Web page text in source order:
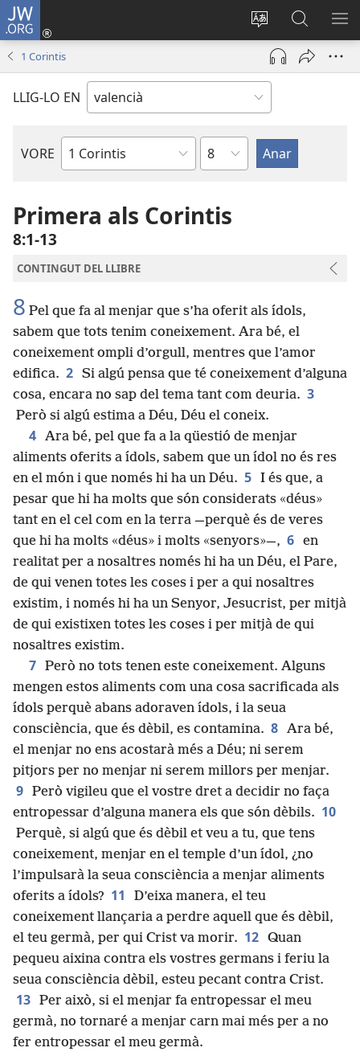
JW.ORG
Canviar
l'idioma
Iniciar
sessió
una
Busca
a
JW.ORG
1 Corintis
LLIG-LO EN
VORE
Llibre
Capítol
Primera als Corintis
8:1-13
CONTINGUT DEL LLIBRE
8 Pel que fa al menjar que s’ha oferit als ídols,
sabem que tots tenim coneixement. Ara bé, el
coneixement ompli d’orgull, mentres que l’amor
edifica. 2 Si algú pensa que té coneixement d’alguna
cosa, encara no sap del tema tant com deuria. 3
Però si algú estima a Déu, Déu el coneix.
4 Ara bé, pel que fa a la qüestió de menjar
aliments oferits a ídols, sabem que un ídol no és res
en el món i que només hi ha un Déu. 5 I és que, a
pesar que hi ha molts que són considerats «déus»
tant en el cel com en la terra —perquè és de veres
que hi ha molts «déus» i molts «senyors»—, 6 en
realitat per a nosaltres només hi ha un Déu, el Pare,
de qui venen totes les coses i per a qui nosaltres
existim, i només hi ha un Senyor, Jesucrist, per mitjà
de qui existixen totes les coses i per mitjà de qui
nosaltres existim.
7 Però no tots tenen este coneixement. Alguns
mengen estos aliments com una cosa sacrificada als
ídols perquè abans adoraven ídols, i la seua
consciència, que és dèbil, es contamina. 8 Ara bé,
el menjar no ens acostarà més a Déu; ni serem
pitjors per no menjar ni serem millors per menjar.
9 Però vigileu que el vostre dret a decidir no faça
entropessar d’alguna manera els que són dèbils. 10
Perquè, si algú que és dèbil et veu a tu, que tens
coneixement, menjar en el temple d’un ídol, ¿no
l’impulsarà la seua consciència a menjar aliments
oferits a ídols? 11
D’eixa manera, el teu
coneixement llançaria a perdre aquell que és dèbil,
el teu germà, per qui Crist va morir. 12 Quan
pequeu aixina contra els vostres germans i feriu la
seua consciència dèbil, esteu pecant contra Crist.
13 Per això, si el menjar fa entropessar el meu
germà, no tornaré a menjar carn mai més per a no
fer entropessar el meu germà.